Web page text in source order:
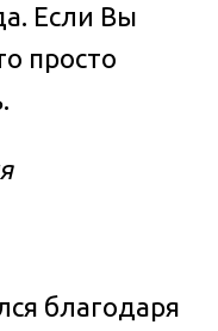
Если Вы
просто
благодаря